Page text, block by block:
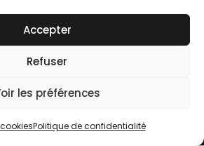
Accepter
Refuser
les préférences
Politique de confidentialité
Inscrivez-vous
Indigo Studio
Politique de confidentialité